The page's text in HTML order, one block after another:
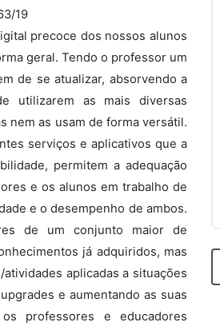
19
precoce dos nossos alunos
geral. Tendo o professor um
de se atualizar, absorvendo a
utilizarem as mais diversas
nem as usam de forma versátil.
serviços e aplicativos que a
permitem a adequação
e os alunos em trabalho de
e o desempenho de ambos.
de um conjunto maior de
já adquiridos, mas
aplicadas a situações
e aumentando as suas
professores e educadores